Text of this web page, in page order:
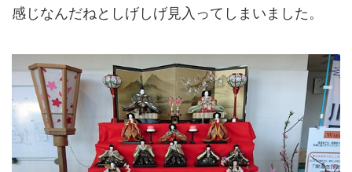
感じなんだねとしげしげ見入ってしまいました。